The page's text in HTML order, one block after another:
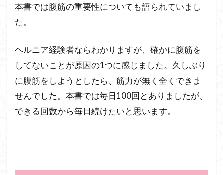
本書では腹筋の重要性についても語られていまし
た。
ヘルニア経験者ならわかりますが、確かに腹筋を
してないことが原因の1つに感じました。久しぶり
に腹筋をしようとしたら、筋力が無く全くできま
せんでした。本書では毎日100回とありましたが、
できる回数から毎日続けたいと思います。